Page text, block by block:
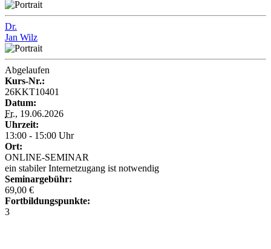
Dr.
Jan Wilz
Abgelaufen
Kurs-Nr.:
26KKT10401
Datum:
Fr., 19.06.2026
Uhrzeit:
13:00 - 15:00 Uhr
Ort:
ONLINE-SEMINAR
ein stabiler Internetzugang ist notwendig
Seminargebühr:
69,00 €
Fortbildungspunkte:
3